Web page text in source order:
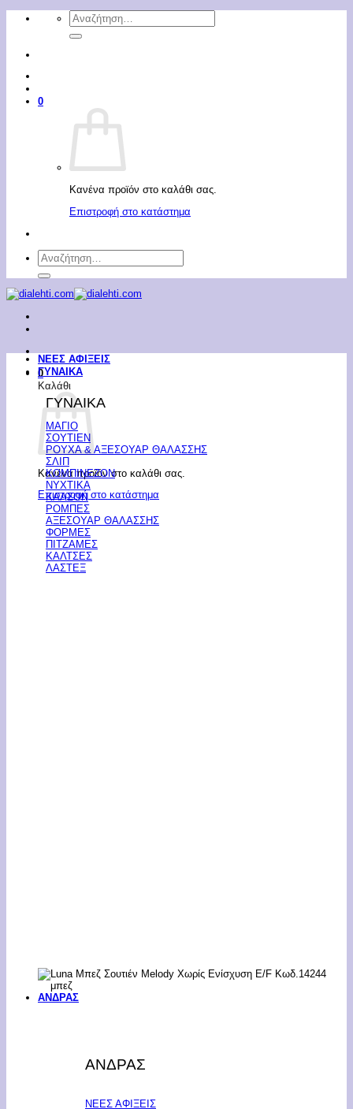
Μετάβαση
Αναζήτηση
για:
0
Κανένα προϊόν στο καλάθι σας.
Επιστροφή στο κατάστημα
Αναζήτηση
για:
0
Καλάθι
Κανένα προϊόν στο καλάθι σας.
Επιστροφή στο κατάστημα
ΝΕΕΣ ΑΦΙΞΕΙΣ
ΓΥΝΑΙΚΑ
ΓΥΝΑΙΚΑ
ΜΑΓΙΟ
ΣΟΥΤΙΕΝ
ΡΟΥΧΑ & ΑΞΕΣΟΥΑΡ ΘΑΛΑΣΣΗΣ
ΣΛΙΠ
ΚΟΜΠΙΝΕΖΟΝ
ΝΥΧΤΙΚΑ
ΚΑΛΣΟΝ
ΡΟΜΠΕΣ
ΑΞΕΣΟΥΑΡ ΘΑΛΑΣΣΗΣ
ΦΟΡΜΕΣ
ΠΙΤΖΑΜΕΣ
ΚΑΛΤΣΕΣ
ΛΑΣΤΕΞ
ΑΝΔΡΑΣ
ΑΝΔΡΑΣ
ΝΕΕΣ ΑΦΙΞΕΙΣ